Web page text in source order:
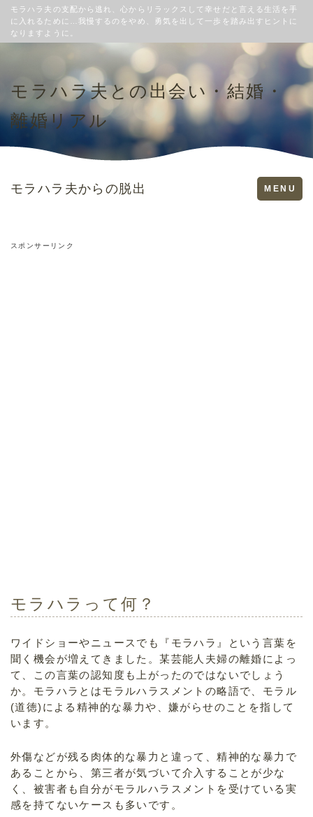
モラハラ夫の支配から逃れ、心からリラックスして幸せだと言える生活を手
に入れるために…我慢するのをやめ、勇気を出して一歩を踏み出すヒントに
なりますように。
モラハラ夫との出会い・結婚・
離婚リアル
Toggle
navigation
MENU
モラハラ夫からの脱出
スポンサーリンク
モラハラって何？
ワイドショーやニュースでも『モラハラ』という言葉を
聞く機会が増えてきました。某芸能人夫婦の離婚によっ
て、この言葉の認知度も上がったのではないでしょう
か。モラハラとはモラルハラスメントの略語で、モラル
(道徳)による精神的な暴力や、嫌がらせのことを指して
います。
外傷などが残る肉体的な暴力と違って、精神的な暴力で
あることから、第三者が気づいて介入することが少な
く、被害者も自分がモラルハラスメントを受けている実
感を持てないケースも多いです。